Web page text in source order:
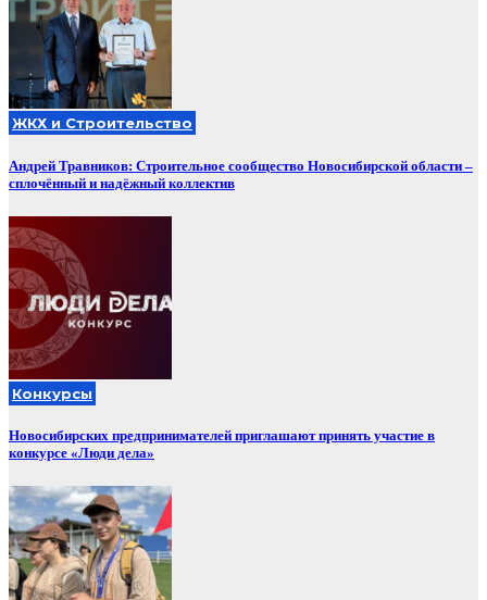
ЖКХ и Строительство
Андрей Травников: Строительное сообщество Новосибирской области –
сплочённый и надёжный коллектив
Конкурсы
Новосибирских предпринимателей приглашают принять участие в
конкурсе «Люди дела»